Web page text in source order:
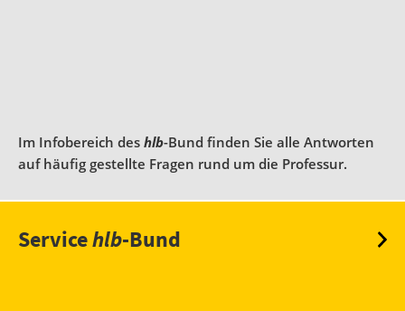
Im Infobereich des hlb-Bund finden Sie alle Antworten
auf häufig gestellte Fragen rund um die Professur.
Servicehlb-Bund